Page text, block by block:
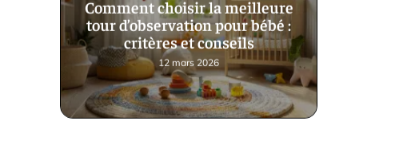
Comment choisir la meilleure
tour d’observation pour bébé :
critères et conseils
12 mars 2026